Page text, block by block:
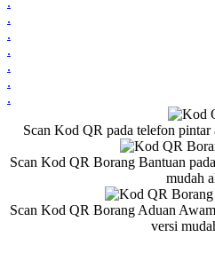
.
.
.
.
.
.
Scan Kod QR pada telefon
Scan Kod QR Borang Bantuan
mudah
Scan Kod QR Borang Aduan
versi